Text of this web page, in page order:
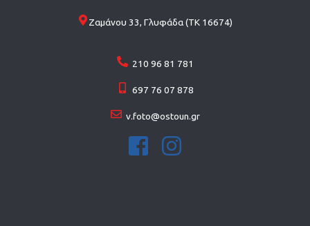
Ζαμάνου 33, Γλυφάδα (ΤΚ 16674)
210 96 81 781
697 76 07 878
v.foto@ostoun.gr